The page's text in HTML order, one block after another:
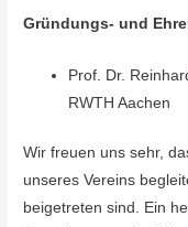
Gründungs- und
Prof. Dr.
RWTH Aachen
Wir freuen uns sehr,
unseres Vereins
beigetreten sind. Ein